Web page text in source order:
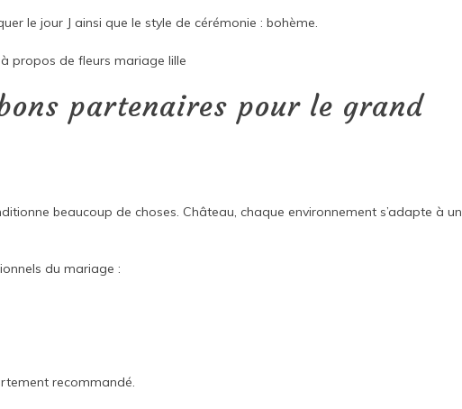
le jour J ainsi que le style de cérémonie : bohème.
à propos defleurs mariage lille
partenaires pour le grand
beaucoup de choses. Château, chaque environnement s’adapte à un
du mariage :
recommandé.